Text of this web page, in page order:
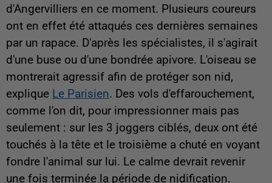
d'Angervilliers en ce moment. Plusieurs coureurs
ont en effet été attaqués ces dernières semaines
par un rapace. D'après les spécialistes, il s'agirait
d'une buse ou d'une bondrée apivore. L'oiseau se
montrerait agressif afin de protéger son nid,
explique Le Parisien. Des vols d'effarouchement,
comme l'on dit, pour impressionner mais pas
seulement : sur les 3 joggers ciblés, deux ont été
touchés à la tête et le troisième a chuté en voyant
fondre l'animal sur lui. Le calme devrait revenir
une fois terminée la période de nidification.